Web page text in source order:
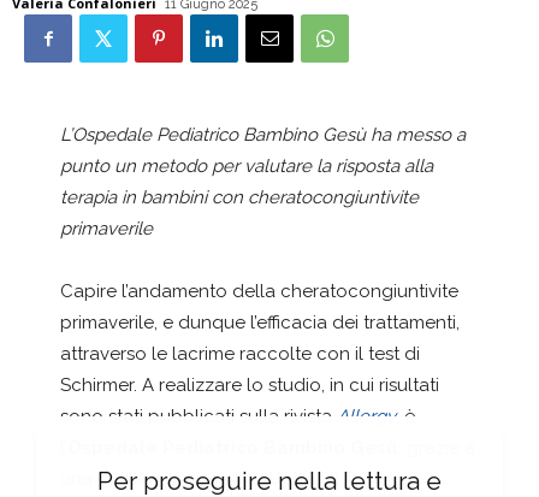
11 Giugno 2025
Per proseguire nella lettura e
L’Ospedale Pediatrico Bambino Gesù ha messo a
punto un metodo per valutare la risposta alla
terapia in bambini con cheratocongiuntivite
primaverile
Capire l’andamento della cheratocongiuntivite
primaverile, e dunque l’efficacia dei trattamenti,
attraverso le lacrime raccolte con il test di
Schirmer. A realizzare lo studio, in cui risultati
sono stati pubblicati sulla rivista Allergy, è
una collaborazione tra l’Unità di Ricerca